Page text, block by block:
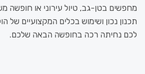
מחפשים בטן-גב, טיול עירוני או חופשה
תכנון נכון ושימוש בכלים המקצועיים של
לכם נחיתה רכה בחופשה הבאה שלכם.